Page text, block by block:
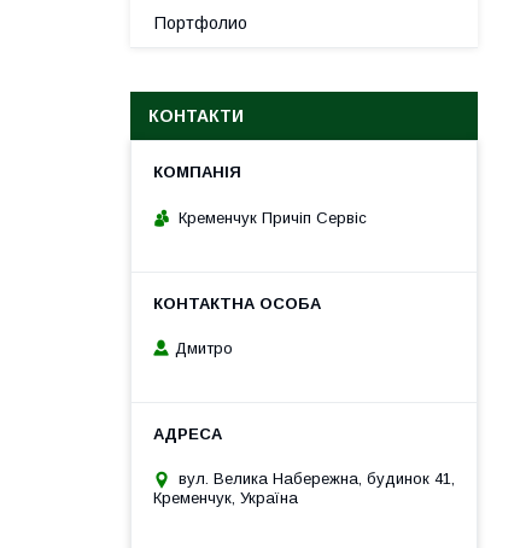
Портфолио
КОНТАКТИ
Кременчук Причіп Сервіс
Дмитро
вул. Велика Набережна, будинок 41,
Кременчук, Україна